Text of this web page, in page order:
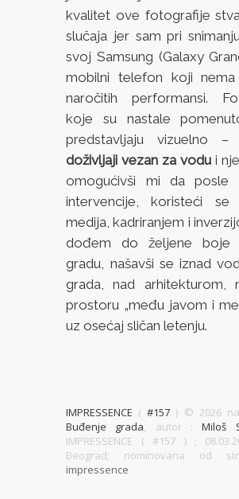
kvalitet ove fotografije
slučaja jer sam pri
svoj Samsung (Galaxy
mobilni telefon koji nema
naročitih performansi.
koje su nastale
predstavljaju vizuelno –
doživljaji vezan za vodu i
omogućivši mi da posle
intervencije, koristeći se
medija, kadriranjem i
dođem do željene boje
gradu, našavši se iznad
grada, nad arhitekturom,
prostoru „među javom i
uz osećaj sličan letenju.
IMPRESSENCE (#157) © 2026
Buđenje grada, autor :Miloš
IMPRESSENCE ( #157 ) ;
Beograd; nominovana od
impressence